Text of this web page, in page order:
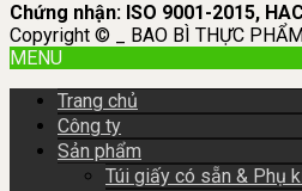
Chứng nhận: ISO 9001-2015,
Copyright © _ BAO BÌ THỰC
MENU
Trang chủ
Công ty
Sản phẩm
Túi giấy có sẵn & Phụ